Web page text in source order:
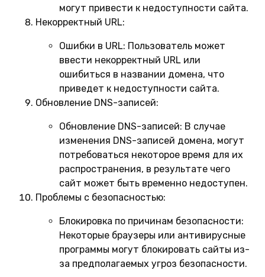
могут привести к недоступности сайта.
Некорректный URL:
Ошибки в URL: Пользователь может
ввести некорректный URL или
ошибиться в названии домена, что
приведет к недоступности сайта.
Обновление DNS-записей:
Обновление DNS-записей: В случае
изменения DNS-записей домена, могут
потребоваться некоторое время для их
распространения, в результате чего
сайт может быть временно недоступен.
Проблемы с безопасностью:
Блокировка по причинам безопасности:
Некоторые браузеры или антивирусные
программы могут блокировать сайты из-
за предполагаемых угроз безопасности.